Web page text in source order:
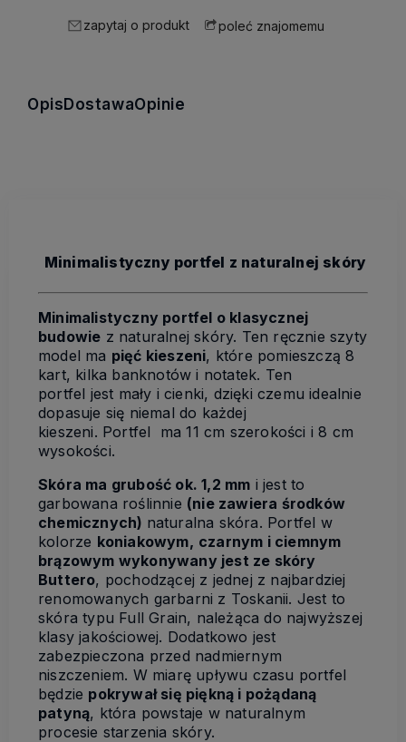
zapytaj o produkt poleć znajomemu
Opis DostawaOpinie
Minimalistyczny portfel z naturalnej skóry
Minimalistyczny portfel o klasycznej
budowie z naturalnej skóry. Ten ręcznie szyty
model ma pięć kieszeni, które pomieszczą 8
kart, kilka banknotów i notatek. Ten
portfel jest mały i cienki, dzięki czemu idealnie
dopasuje się niemal do każdej
kieszeni. Portfel ma 11 cm szerokości i 8 cm
wysokości.
Skóra ma grubość ok. 1,2 mm i jest to
garbowana roślinnie (nie zawiera środków
chemicznych) naturalna skóra. Portfel w
kolorze koniakowym, czarnym i ciemnym
brązowym wykonywany jest ze skóry
Buttero, pochodzącej z jednej z najbardziej
renomowanych garbarni z Toskanii. Jest to
skóra typu Full Grain, należąca do najwyższej
klasy jakościowej. Dodatkowo jest
zabezpieczona przed nadmiernym
niszczeniem. W miarę upływu czasu portfel
będzie pokrywał się piękną i pożądaną
patyną, która powstaje w naturalnym
procesie starzenia skóry.